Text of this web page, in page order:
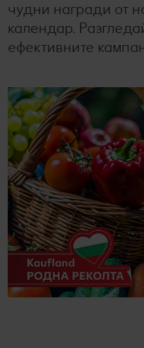
Колелото на наградите
Лексикон на свежестта
Ние сме семейство
Съвети от кухнята
Развлечения, отдих и
чудни награди от
календар.
ефективните